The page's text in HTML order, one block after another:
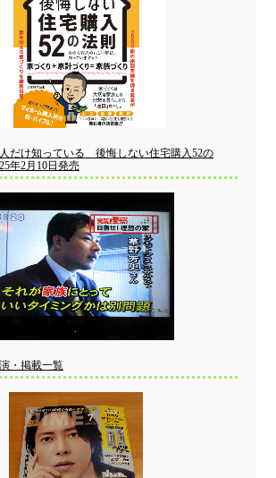
だけ知っている 後悔しない住宅購入52の
年2月10日発売
・掲載一覧